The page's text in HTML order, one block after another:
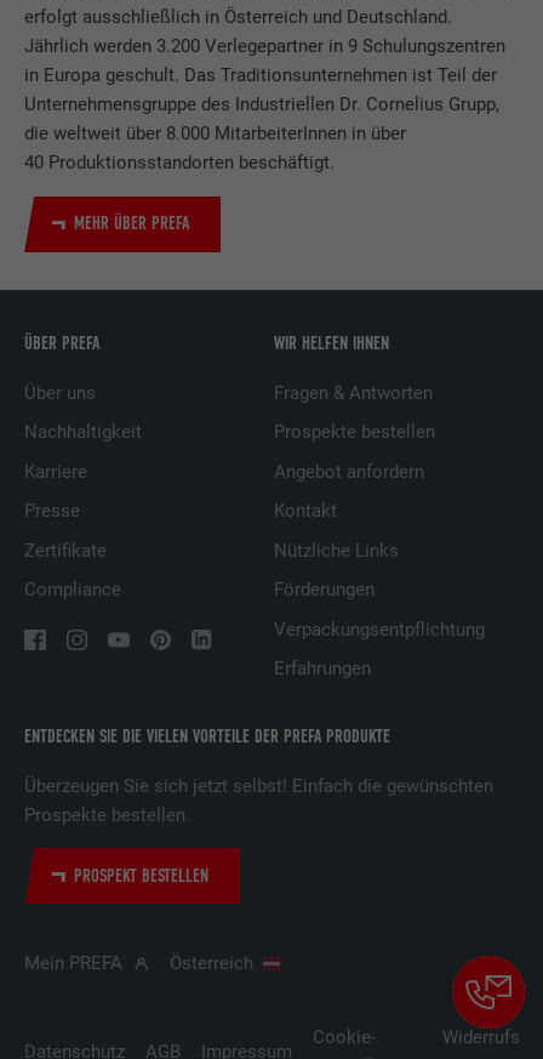
erfolgt ausschließlich in Österreich und Deutschland.
Jährlich werden 3.200 Verlegepartner in 9 Schulungszentren
in Europa geschult. Das Traditionsunternehmen ist Teil der
Unternehmensgruppe des Industriellen Dr. Cornelius Grupp,
die weltweit über 8.000 MitarbeiterInnen in über
40 Produktionsstandorten beschäftigt.
MEHR ÜBER PREFA
ENTDECKEN SIE DIE VIELEN VORTEILE DER PREFA PRODUKTE
Überzeugen Sie sich jetzt selbst! Einfach die gewünschten
Prospekte bestellen.
PROSPEKT BESTELLEN
ÜBER PREFA
Über uns
Nachhaltigkeit
Karriere
Presse
Zertifikate
Compliance
WIR HELFEN IHNEN
Fragen & Antworten
Prospekte bestellen
Angebot anfordern
Kontakt
Nützliche Links
Förderungen
Verpackungsentpflichtung
Erfahrungen
Mein PREFA Österreich
Datenschutz AGB Impressum
Cookie-